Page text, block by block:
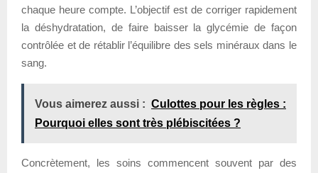
chaque heure compte. L’objectif est de corriger rapidement
la déshydratation, de faire baisser la glycémie de façon
contrôlée et de rétablir l’équilibre des sels minéraux dans le
sang.
Vous aimerez aussi : Culottes pour les règles :
Pourquoi elles sont très plébiscitées ?
Concrètement, les soins commencent souvent par des